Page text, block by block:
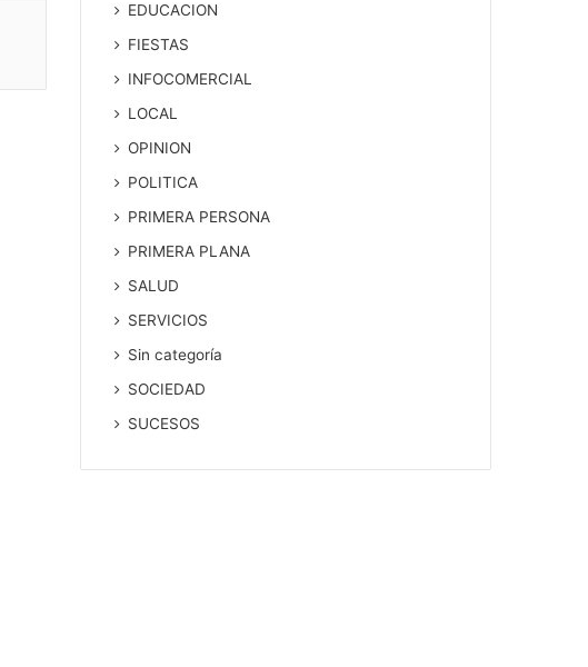
EDUCACION
FIESTAS
INFOCOMERCIAL
LOCAL
OPINION
POLITICA
PRIMERA PERSONA
PRIMERA PLANA
SALUD
SERVICIOS
Sin categoría
SOCIEDAD
SUCESOS